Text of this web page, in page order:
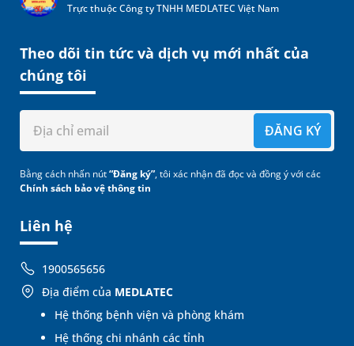
Trực thuộc Công ty TNHH MEDLATEC Việt Nam
Liên hệ
1900565656
Địa điểm của MEDLATEC
Hệ thống bệnh viện và phòng khám
Hệ thống chi nhánh các tỉnh
Theo dõi tin tức và dịch vụ mới nhất của
chúng tôi
ĐĂNG KÝ
Bằng cách nhấn nút“Đăng ký”, tôi xác nhận đã đọc và đồng ý với các
Chính sách bảo vệ thông tin